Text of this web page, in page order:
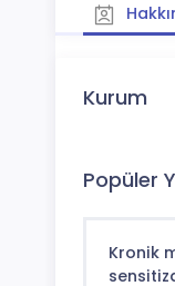
Kurum
Popüler
Kronik